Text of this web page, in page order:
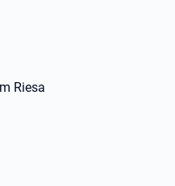
Riesa